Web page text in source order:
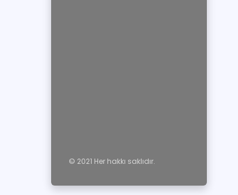
© 2021 Her hakkı saklıdır.